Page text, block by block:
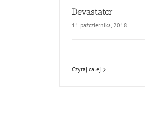
Devastator
11 października, 2018
Czytaj dalej